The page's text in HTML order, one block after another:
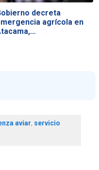
decreta
agrícola en
aviar, servicio